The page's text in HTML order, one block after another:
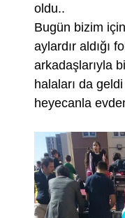
oldu..
Bugün bizim
aylardır aldığı
arkadaşlarıyla
halaları da
heyecanla